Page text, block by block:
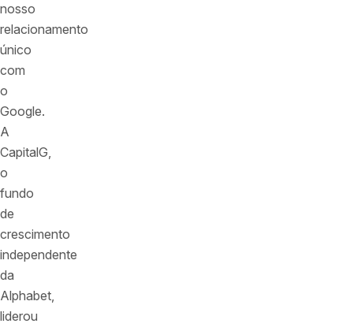
nosso
relacionamento
único
com
o
Google.
A
CapitalG,
o
fundo
de
crescimento
independente
da
Alphabet,
liderou